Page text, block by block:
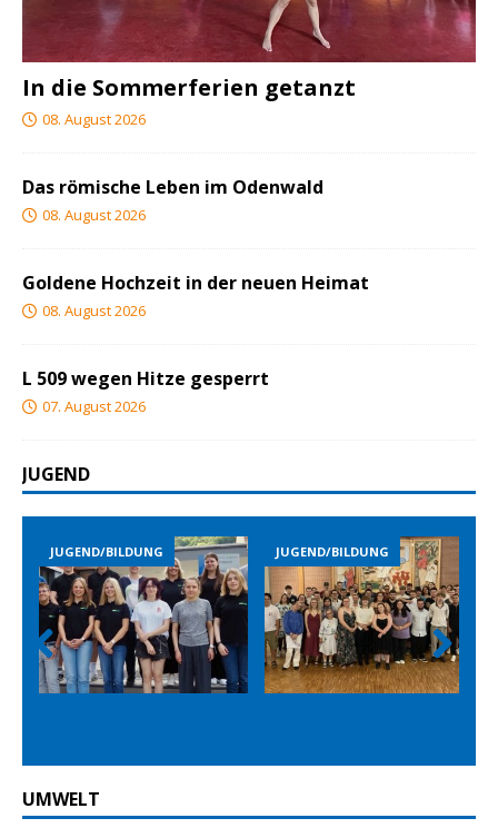
In die Sommerferien getanzt
08. August 2026
Das römische Leben im Odenwald
08. August 2026
Goldene Hochzeit in der neuen Heimat
08. August 2026
L 509 wegen Hitze gesperrt
07. August 2026
JUGEND
JUGEND/BILDUNG JUGEND/BILDUNG
Prev
ious
Nex
t
UMWELT